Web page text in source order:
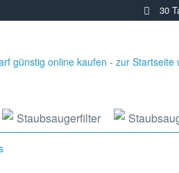
30
Staubsaugerfilter